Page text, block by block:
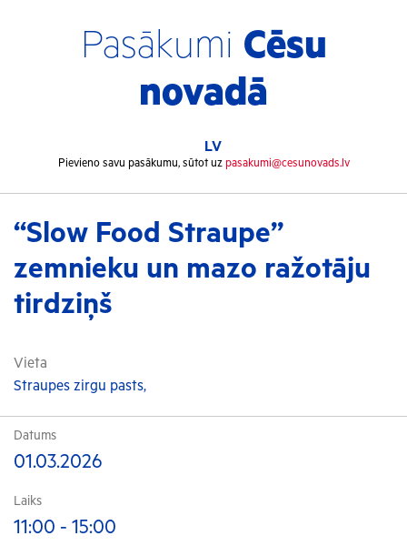
Pasākumi Cēsu
novadā
LV
Pievieno savu pasākumu, sūtot uz pasakumi@cesunovads.lv
“Slow Food Straupe”
zemnieku un mazo ražotāju
tirdziņš
Vieta
Straupes zirgu pasts,
Datums
01.03.2026
Laiks
11:00 - 15:00